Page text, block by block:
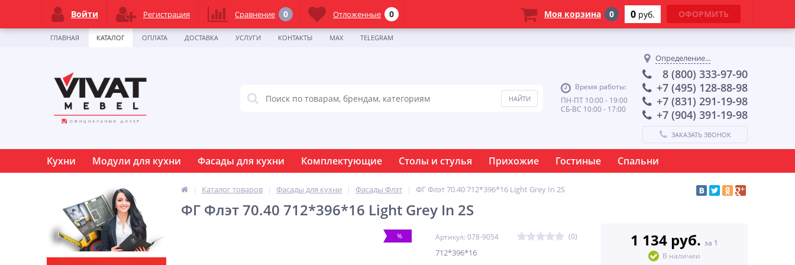
ГЛАВНАЯ КАТАЛОГ ОПЛАТА ДОСТАВКА УСЛУГИ КОНТАКТЫ MAX TELEGRAM
Время работы:
ПН-ПТ 10:00 - 19:00
СБ-ВС 10:00 - 17:00
Определение...
8 (800) 333-97-90
+7 (495) 128-88-98
+7 (831) 291-19-98
+7 (904) 391-19-98
ЗАКАЗАТЬ ЗВОНОК
Кухни Модули для кухни Фасады для кухни Комплектующие Столы и стулья Прихожие Гостиные Спальни
Каталог товаров Фасады для кухни Фасады Флэт ФГ Флэт 70.40 712*396*16 Light Grey In 2S
ФГ Флэт 70.40 712*396*16 Light Grey In 2S
% Артикул: 078-9054 (0)
712*396*16
1 134 руб. за 1
В наличии
Войти Регистрация Сравнение 0 Отложенные 0 Моя корзина 0 0 руб. ОФОРМИТЬ